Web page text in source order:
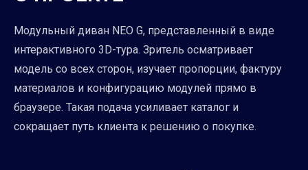
Модульный диван NEO G, представленный в виде
интерактивного 3D-тура. Зритель осматривает
модель со всех сторон, изучает пропорции, фактуру
материалов и конфигурацию модулей прямо в
браузере. Такая подача усиливает каталог и
сокращает путь клиента к решению о покупке.